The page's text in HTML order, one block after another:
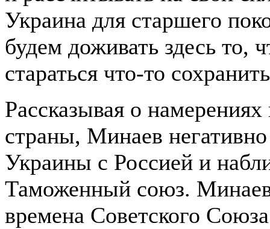
Украина для старшего
будем доживать здесь то,
стараться что-то
Рассказывая о
страны, Минаев негативно
Украины с Россией и
Таможенный союз. Минаев
времена Советского